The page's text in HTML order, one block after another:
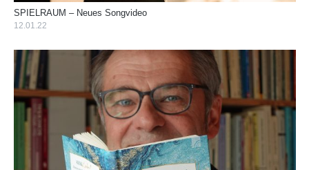
SPIELRAUM – Neues Songvideo
12.01.22